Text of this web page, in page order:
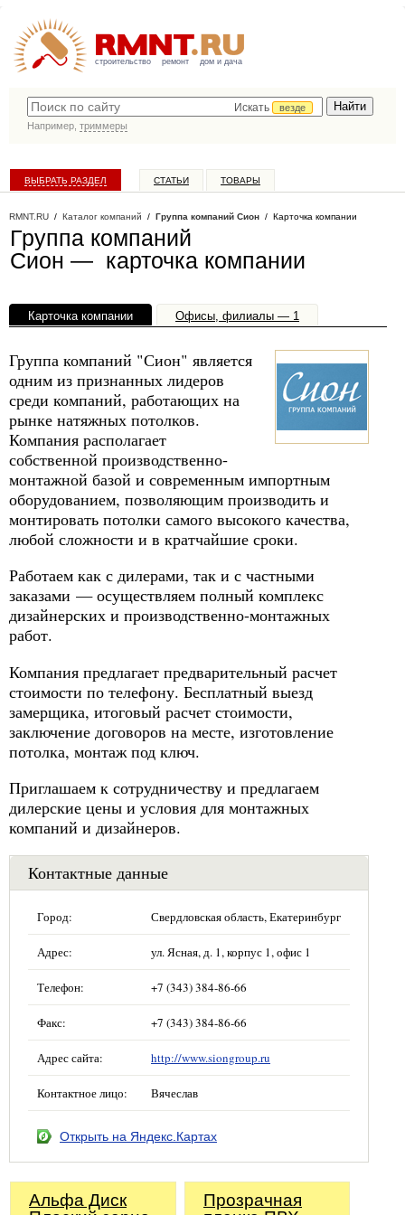
строительство ремонт дом и дача
Искать
везде
Например, триммеры
ВЫБРАТЬ РАЗДЕЛ СТАТЬИ ТОВАРЫ
RMNT.RU / Каталог компаний / Группа компаний Сион / Карточка компании
Группа компаний
Сион — карточка компании
Карточка компании Офисы, филиалы — 1
Группа компаний "Сион" является
одним из признанных лидеров
среди компаний, работающих на
рынке натяжных потолков.
Компания располагает
собственной производственно-
монтажной базой и современным импортным
оборудованием, позволяющим производить и
монтировать потолки самого высокого качества,
любой сложности и в кратчайшие сроки.
Работаем как с дилерами, так и с частными
заказами — осуществляем полный комплекс
дизайнерских и производственно-монтажных
работ.
Компания предлагает предварительный расчет
стоимости по телефону. Бесплатный выезд
замерщика, итоговый расчет стоимости,
заключение договоров на месте, изготовление
потолка, монтаж под ключ.
Приглашаем к сотрудничеству и предлагаем
дилерские цены и условия для монтажных
компаний и дизайнеров.
Контактные данные
Город: Свердловская область, Екатеринбург
Адрес: ул. Ясная, д. 1, корпус 1, офис 1
Телефон: +7 (343) 384-86-66
Факс: +7 (343) 384-86-66
Адрес сайта: http://www.siongroup.ru
Контактное лицо: Вячеслав
Открыть на Яндекс.Картах
Альфа Диск
Прозрачная